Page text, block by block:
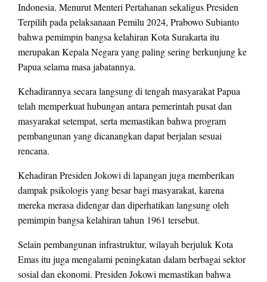
Indonesia. Menurut Menteri Pertahanan sekaligus Presiden
Terpilih pada pelaksanaan Pemilu 2024, Prabowo Subianto
bahwa pemimpin bangsa kelahiran Kota Surakarta itu
merupakan Kepala Negara yang paling sering berkunjung ke
Papua selama masa jabatannya.
Kehadirannya secara langsung di tengah masyarakat Papua
telah memperkuat hubungan antara pemerintah pusat dan
masyarakat setempat, serta memastikan bahwa program
pembangunan yang dicanangkan dapat berjalan sesuai
rencana.
Kehadiran Presiden Jokowi di lapangan juga memberikan
dampak psikologis yang besar bagi masyarakat, karena
mereka merasa didengar dan diperhatikan langsung oleh
pemimpin bangsa kelahiran tahun 1961 tersebut.
Selain pembangunan infrastruktur, wilayah berjuluk Kota
Emas itu juga mengalami peningkatan dalam berbagai sektor
sosial dan ekonomi. Presiden Jokowi memastikan bahwa